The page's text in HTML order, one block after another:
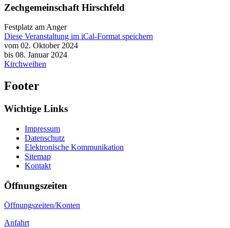
Zechgemeinschaft Hirschfeld
Festplatz am Anger
Diese Veranstaltung im iCal-Format speichern
vom 02. Oktober 2024
bis 08. Januar 2024
Kirchweihen
Footer
Wichtige Links
Impressum
Datenschutz
Elektronische Kommunikation
Sitemap
Kontakt
Öffnungszeiten
Öffnungszeiten/Konten
Anfahrt